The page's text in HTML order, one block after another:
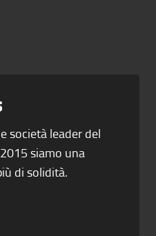
società leader del
siamo una
di solidità.